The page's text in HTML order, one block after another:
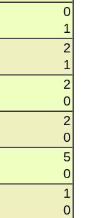
0
1
2
1
2
0
2
0
5
0
1
0